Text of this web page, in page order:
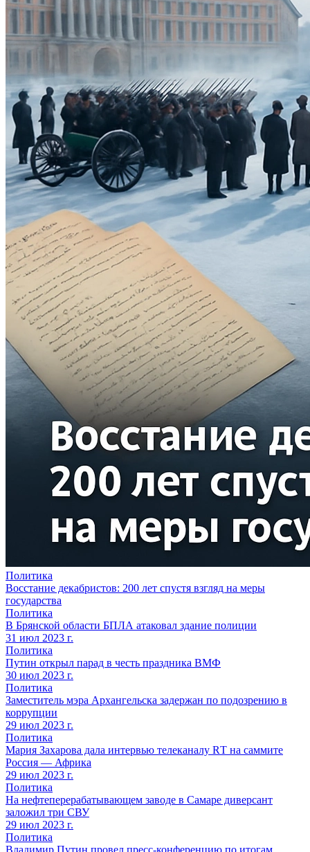
Политика
Восстание декабристов: 200 лет спустя взгляд на меры
государства
Политика
В Брянской области БПЛА атаковал здание полиции
31 июл 2023 г.
Политика
Путин открыл парад в честь праздника ВМФ
30 июл 2023 г.
Политика
Заместитель мэра Архангельска задержан по подозрению в
коррупции
29 июл 2023 г.
Политика
Мария Захарова дала интервью телеканалу RТ на саммите
Россия — Африка
29 июл 2023 г.
Политика
На нефтеперерабатывающем заводе в Самаре диверсант
заложил три СВУ
29 июл 2023 г.
Политика
Владимир Путин провел пресс-конференцию по итогам